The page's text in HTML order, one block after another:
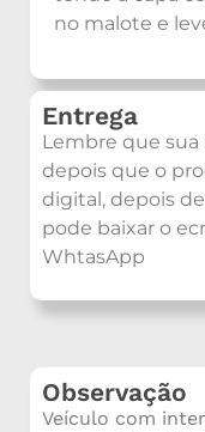
no malote e
Entrega
Lembre que sua
depois que o
digital, depois
pode baixar o
WhtasApp
Observação
Veículo com